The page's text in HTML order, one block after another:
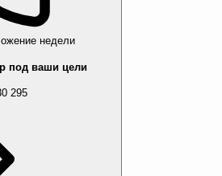
недели
под ваши цели
295